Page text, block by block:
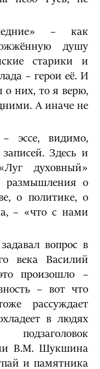
– как
душу
старики и
– герои её. И
о них, то я верю,
А иначе не
– эссе, видимо,
Здесь и
духовный»
размышления о
о политике, о
– «что с нами
вопрос в
века Василий
произошло –
– вот что
рассуждает
в людях
В.М. Шукшина
и памятника